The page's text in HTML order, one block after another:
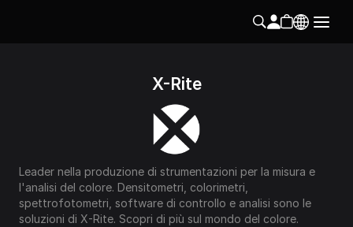
X-Rite
Leader nella produzione di strumentazioni per la misura e
l'analisi del colore. Densitometri, colorimetri,
spettrofotometri, software di controllo e analisi sono le
soluzioni di X-Rite. Scopri di più sul mondo del colore.